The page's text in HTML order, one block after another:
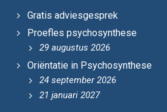
Gratis adviesgesprek
Proefles psychosynthese
29 augustus 2026
Oriëntatie in Psychosynthese
24 september 2026
21 januari 2027